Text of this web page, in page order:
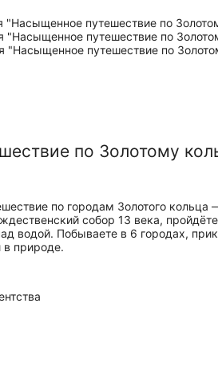
по Золотому
по городам Золотого
собор 13 века,
водой. Побываете в 6 городах,
в природе.